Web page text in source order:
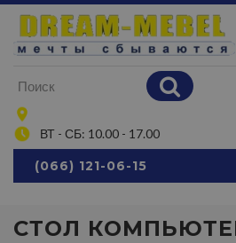
ВТ - СБ: 10.00 - 17.00
(066) 121-06-15
СТОЛ